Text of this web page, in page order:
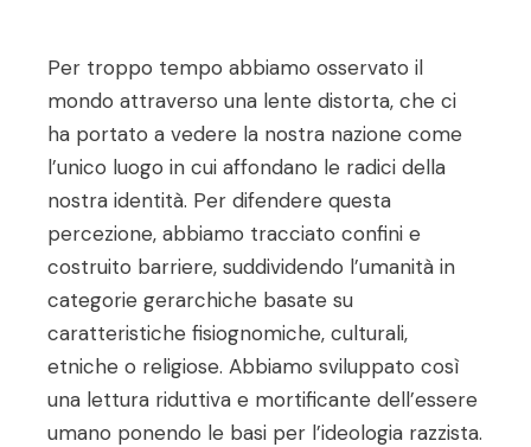
Per troppo tempo abbiamo osservato il
mondo attraverso una lente distorta, che ci
ha portato a vedere la nostra nazione come
l’unico luogo in cui affondano le radici della
nostra identità. Per difendere questa
percezione, abbiamo tracciato confini e
costruito barriere, suddividendo l’umanità in
categorie gerarchiche basate su
caratteristiche fisiognomiche, culturali,
etniche o religiose. Abbiamo sviluppato così
una lettura riduttiva e mortificante dell’essere
umano ponendo le basi per l’ideologia razzista.